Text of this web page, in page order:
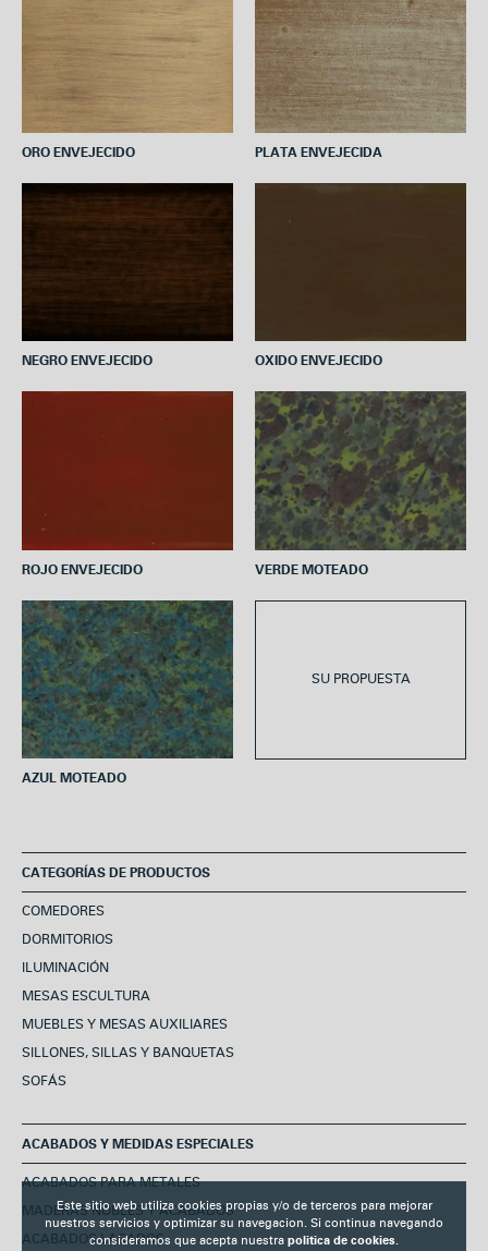
ORO ENVEJECIDO PLATA ENVEJECIDA
NEGRO ENVEJECIDO OXIDO ENVEJECIDO
ROJO ENVEJECIDO VERDE MOTEADO
AZUL MOTEADO
SU PROPUESTA
CATEGORÍAS DE PRODUCTOS
COMEDORES
DORMITORIOS
ILUMINACIÓN
MESAS ESCULTURA
MUEBLES Y MESAS AUXILIARES
SILLONES, SILLAS Y BANQUETAS
SOFÁS
ACABADOS Y MEDIDAS ESPECIALES
ACABADOS PARA METALES
MADERAS NOBLES Y ACABADOS
ACABADOS LACADOS
Este sitio web utiliza cookies propias y/o de terceros para mejorar
nuestros servicios y optimizar su navegacion. Si continua navegando
consideramos que acepta nuestra politica de cookies.